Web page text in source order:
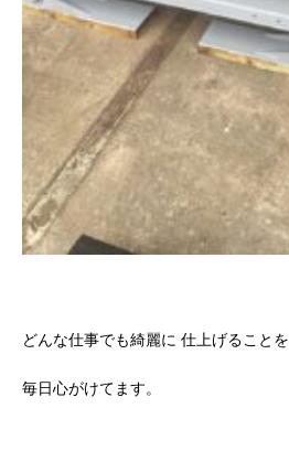
どんな仕事でも綺麗に 仕上げることを
毎日心がけてます。